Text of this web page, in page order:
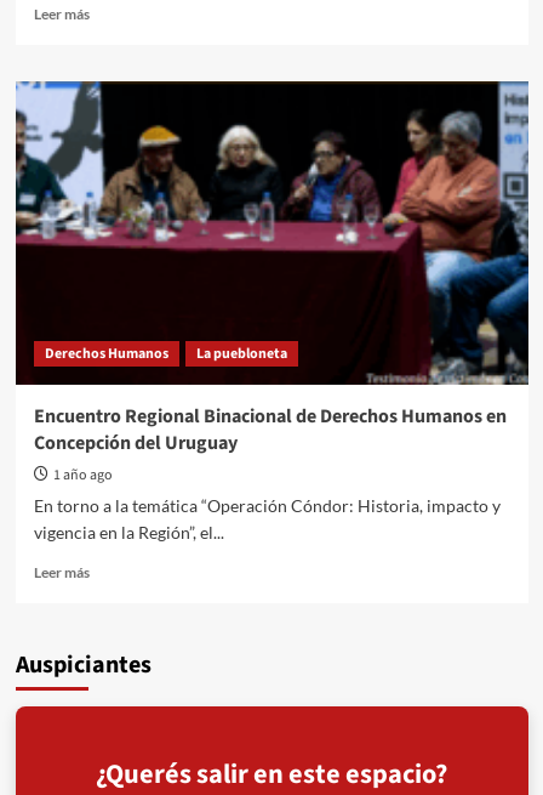
Leer másRead
Entrevista:
El
comercio
en
épocas
de
motosierra
Derechos Humanos La puebloneta
Encuentro Regional Binacional de Derechos Humanos en
Concepción del Uruguay
1 año ago
En torno a la temática “Operación Cóndor: Historia, impacto y
vigencia en la Región”, el...
Leer másRead
Regional
Binacional
de
en
Auspiciantes
¿Querés salir en este espacio?